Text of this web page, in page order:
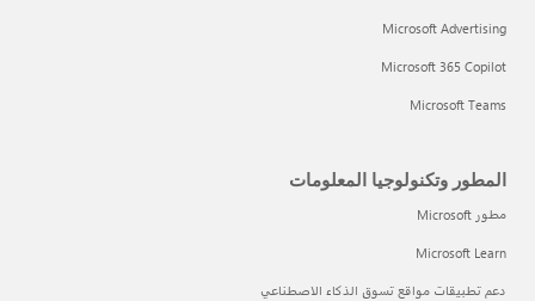
Microsoft Advertising
Microsoft 365 Copilot
Microsoft Teams
المطور وتكنولوجيا المعلومات
مطور Microsoft
Microsoft Learn
دعم تطبيقات مواقع تسوق الذكاء الاصطناعي